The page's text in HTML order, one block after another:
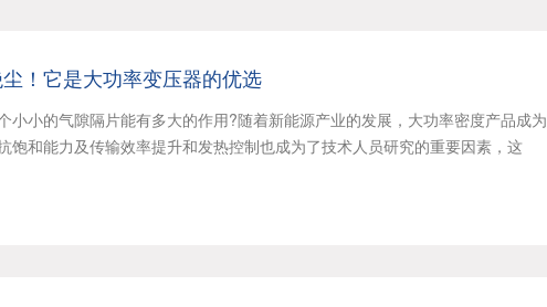
！它是大功率变压器的优选
小小的气隙隔片能有多大的作用?随着新能源产业的发展，大功率密度产品成为
饱和能力及传输效率提升和发热控制也成为了技术人员研究的重要因素，这